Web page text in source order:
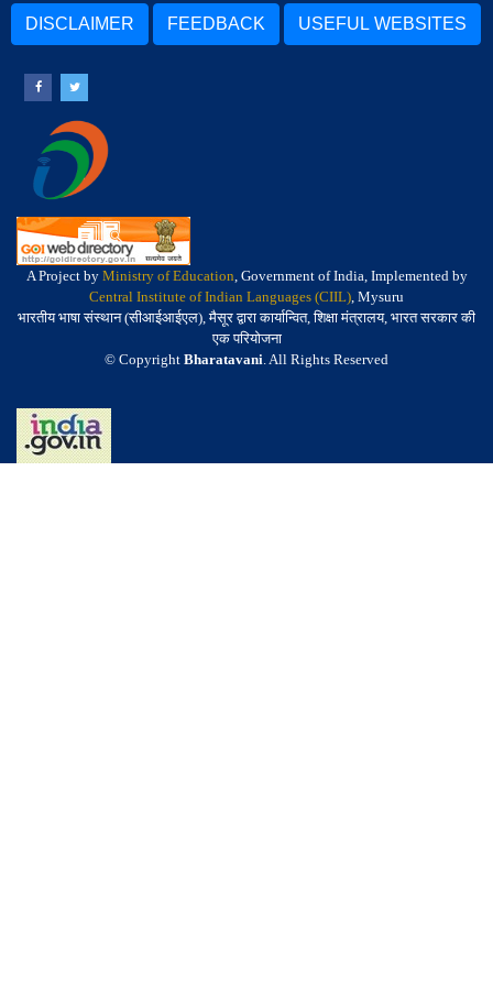
DISCLAIMER FEEDBACK USEFUL WEBSITES
A Project by Ministry of Education, Government of India, Implemented by
Central Institute of Indian Languages (CIIL), Mysuru
भारतीय भाषा संस्थान (सीआईआईएल), मैसूर द्वारा कार्यान्वित, शिक्षा मंत्रालय, भारत सरकार की
एक परियोजना
© Copyright Bharatavani. All Rights Reserved